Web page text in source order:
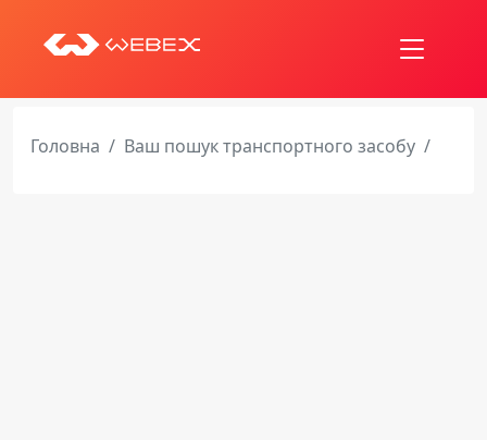
Головна Ваш пошук транспортного засобу